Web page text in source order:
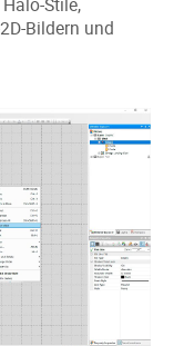
Bildern und